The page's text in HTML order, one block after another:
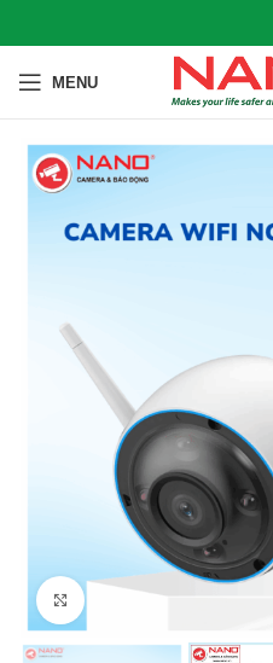
MENU
Click to enlarge